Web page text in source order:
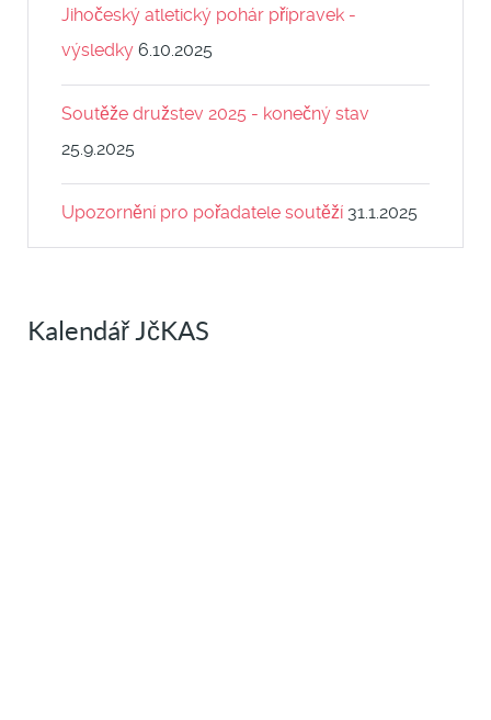
Jihočeský atletický pohár přípravek -
výsledky 6.10.2025
Soutěže družstev 2025 - konečný stav
25.9.2025
Upozornění pro pořadatele soutěží 31.1.2025
Kalendář JčKAS